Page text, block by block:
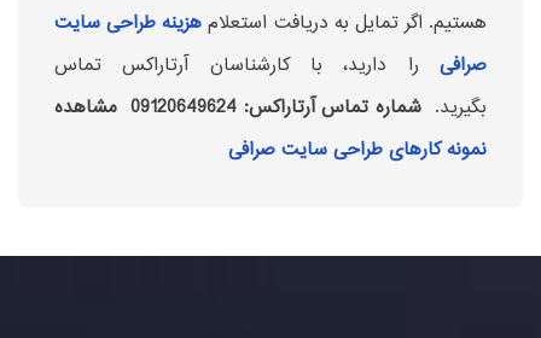
هستیم. اگر تمایل به دریافت استعلامهزینه طراحی سایت
صرافی را دارید، با کارشناسان آرتاراکس تماس
بگیرید.شماره تماس آرتاراکس: 09120649624 مشاهده
نمونه کارهای طراحی سایت صرافی